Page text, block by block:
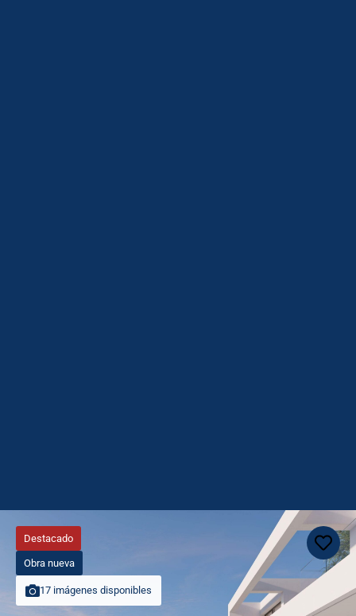
17 imágenes disponibles
Destacado
Obra nueva